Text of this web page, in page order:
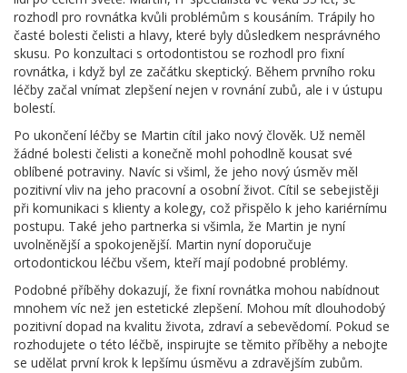
rozhodl pro rovnátka kvůli problémům s kousáním. Trápily ho
časté bolesti čelisti a hlavy, které byly důsledkem nesprávného
skusu. Po konzultaci s ortodontistou se rozhodl pro fixní
rovnátka, i když byl ze začátku skeptický. Během prvního roku
léčby začal vnímat zlepšení nejen v rovnání zubů, ale i v ústupu
bolestí.
Po ukončení léčby se Martin cítil jako nový člověk. Už neměl
žádné bolesti čelisti a konečně mohl pohodlně kousat své
oblíbené potraviny. Navíc si všiml, že jeho nový úsměv měl
pozitivní vliv na jeho pracovní a osobní život. Cítil se sebejistěji
při komunikaci s klienty a kolegy, což přispělo k jeho kariérnímu
postupu. Také jeho partnerka si všimla, že Martin je nyní
uvolněnější a spokojenější. Martin nyní doporučuje
ortodontickou léčbu všem, kteří mají podobné problémy.
Podobné příběhy dokazují, že fixní rovnátka mohou nabídnout
mnohem víc než jen estetické zlepšení. Mohou mít dlouhodobý
pozitivní dopad na kvalitu života, zdraví a sebevědomí. Pokud se
rozhodujete o této léčbě, inspirujte se těmito příběhy a nebojte
se udělat první krok k lepšímu úsměvu a zdravějším zubům.